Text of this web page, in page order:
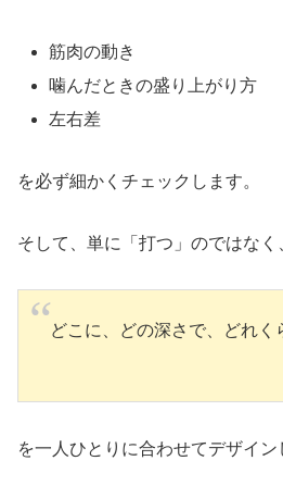
筋肉の動き
噛んだときの盛り上がり方
左右差
を必ず細かくチェックします。
そして、単に「打つ」のではなく
どこに、どの深さで、どれく
を一人ひとりに合わせてデザイン